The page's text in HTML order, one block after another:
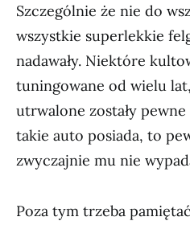
Szczególnie że nie do
wszystkie superlekkie
nadawały. Niektóre
tuningowane od wielu
utrwalone zostały
takie auto posiada, to
zwyczajnie mu nie
Poza tym trzeba